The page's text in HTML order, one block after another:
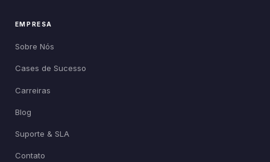
EMPRESA
Sobre Nós
Cases de Sucesso
Carreiras
Blog
Suporte & SLA
Contato